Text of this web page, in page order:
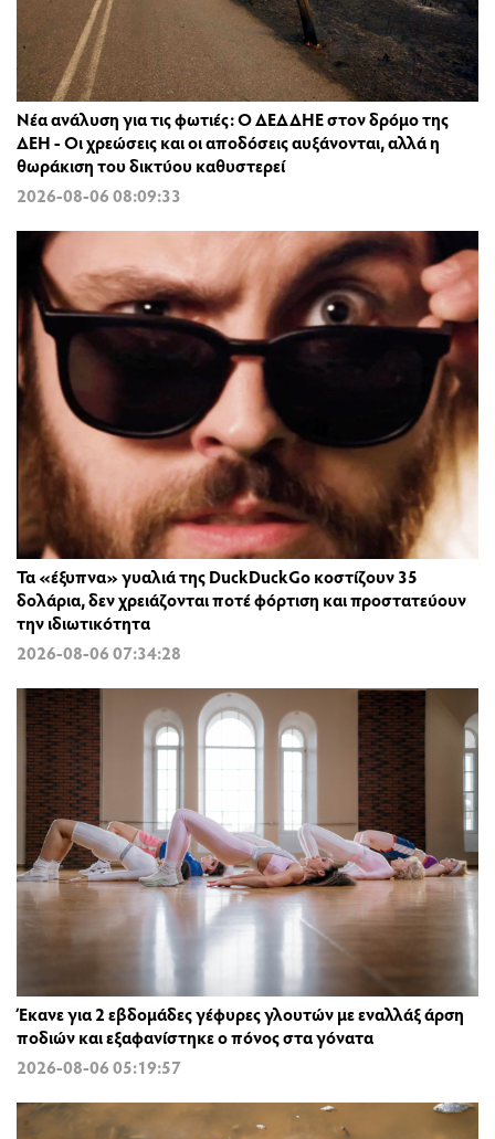
Νέα ανάλυση για τις φωτιές: Ο ΔΕΔΔΗΕ στον δρόμο της
ΔΕΗ - Οι χρεώσεις και οι αποδόσεις αυξάνονται, αλλά η
θωράκιση του δικτύου καθυστερεί
2026-08-06 08:09:33
Τα «έξυπνα» γυαλιά της DuckDuckGo κοστίζουν 35
δολάρια, δεν χρειάζονται ποτέ φόρτιση και προστατεύουν
την ιδιωτικότητα
2026-08-06 07:34:28
Έκανε για 2 εβδομάδες γέφυρες γλουτών με εναλλάξ άρση
ποδιών και εξαφανίστηκε ο πόνος στα γόνατα
2026-08-06 05:19:57